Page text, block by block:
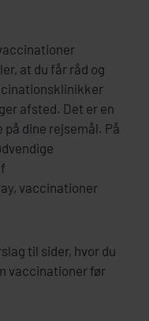
at du får råd og
afsted. Det er en
dine rejsemål. På
vaccinationer
til sider, hvor du
vaccinationer før